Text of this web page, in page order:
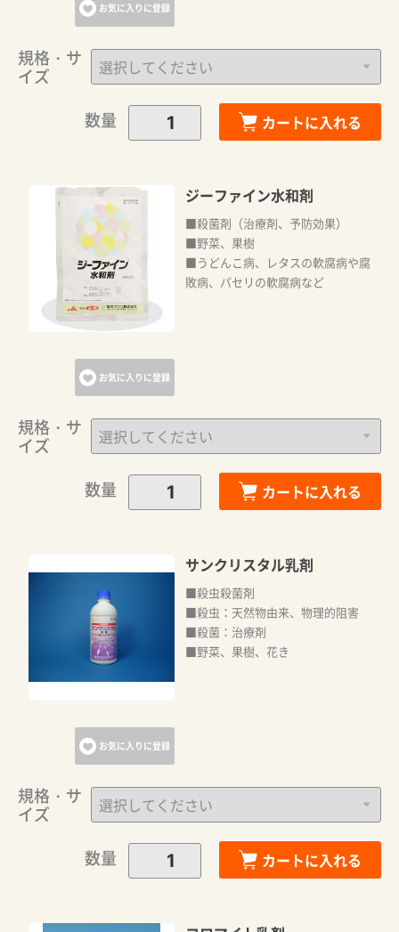
お気に入りに登録
規格・サ
イズ
数量
カートに入れる
お気に入りに登録
ジーファイン水和剤
■殺菌剤（治療剤、予防効果）
■野菜、果樹
■うどんこ病、レタスの軟腐病や腐
敗病、パセリの軟腐病など
規格・サ
イズ
数量
カートに入れる
お気に入りに登録
サンクリスタル乳剤
■殺虫殺菌剤
■殺虫：天然物由来、物理的阻害
■殺菌：治療剤
■野菜、果樹、花き
規格・サ
イズ
数量
カートに入れる